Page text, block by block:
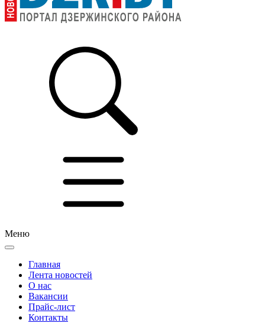
Меню
Главная
Лента новостей
О нас
Вакансии
Прайс-лист
Контакты